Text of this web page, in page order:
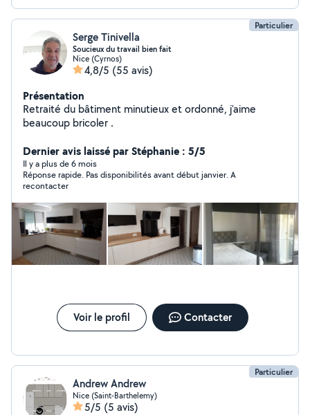
Particulier
Serge Tinivella
Soucieux du travail bien fait
Nice (Cyrnos)
4,8/5 (55 avis)
Présentation
Retraité du bâtiment minutieux et ordonné, j'aime
beaucoup bricoler .
Dernier avis laissé par Stéphanie : 5/5
Il y a plus de 6 mois
Réponse rapide. Pas disponibilités avant début janvier. A
recontacter
Voir le profil Contacter
Particulier
Andrew Andrew
Nice (Saint-Barthelemy)
5/5 (5 avis)